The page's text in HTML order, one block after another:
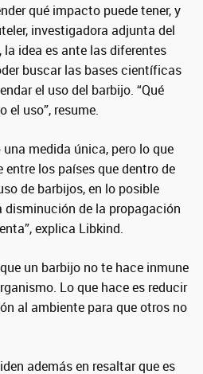
qué impacto puede tener, y
investigadora adjunta del
la idea es ante las diferentes
buscar las bases científicas
el uso del barbijo. “Qué
el uso”, resume.
medida única, pero lo que
entre los países que dentro de
de barbijos, en lo posible
de la propagación
explica Libkind.
un barbijo no te hace inmune
Lo que hace es reducir
al ambiente para que otros no
además en resaltar que es